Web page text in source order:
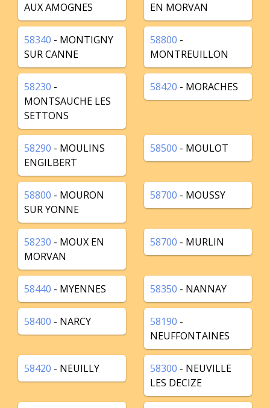
AUX AMOGNES
EN MORVAN
58340 - MONTIGNY
SUR CANNE
58800 -
MONTREUILLON
58230 -
MONTSAUCHE LES
SETTONS
58420 - MORACHES
58290 - MOULINS
ENGILBERT
58500 - MOULOT
58800 - MOURON
SUR YONNE
58700 - MOUSSY
58230 - MOUX EN
MORVAN
58700 - MURLIN
58440 - MYENNES 58350 - NANNAY
58400 - NARCY 58190 -
NEUFFONTAINES
58420 - NEUILLY 58300 - NEUVILLE
LES DECIZE